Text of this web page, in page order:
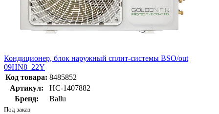
Кондиционер, блок наружный сплит-системы BSO/out
09HN8_22Y
Код товара: 8485852
Артикул:
НС-1407882
Бренд:
Ballu
Под заказ